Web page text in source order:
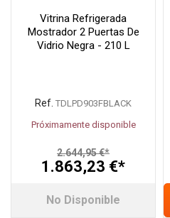
Vitrina Refrigerada
Mostrador 2 Puertas De
Vidrio Negra - 210 L
Ref. TDLPD903FBLACK
Próximamente disponible
2.644,95 €*
1.863,23 €*
No Disponible